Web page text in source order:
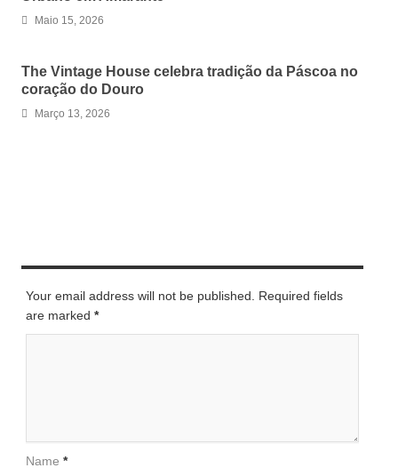
Maio 15, 2026
The Vintage House celebra tradição da Páscoa no
coração do Douro
Março 13, 2026
Your email address will not be published. Required fields
are marked *
Name *